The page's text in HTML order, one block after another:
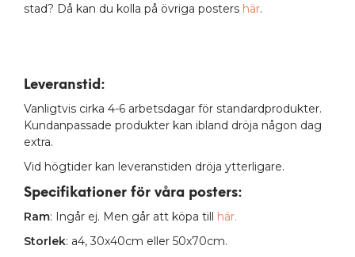
stad? Då kan du kolla på övriga posters här.
Leveranstid:
Vanligtvis cirka 4-6 arbetsdagar för standardprodukter.
Kundanpassade produkter kan ibland dröja någon dag
extra.
Vid högtider kan leveranstiden dröja ytterligare.
Specifikationer för våra posters:
Ram: Ingår ej. Men går att köpa till här.
Storlek: a4, 30x40cm eller 50x70cm.